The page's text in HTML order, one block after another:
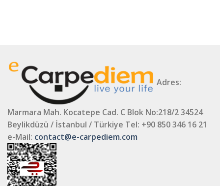
Adres:
Marmara Mah. Kocatepe Cad. C Blok No:218/2 34524
Beylikdüzü / İstanbul / Türkiye Tel: +90 850 346 16 21
e-Mail: contact@e-carpediem.com